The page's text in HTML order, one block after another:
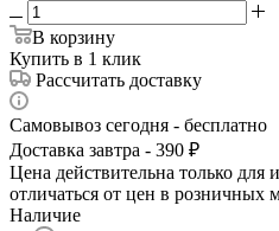
В корзину
Купить в 1 клик
Рассчитать доставку
Самовывоз сегодня - бесплатно
Доставка завтра - 390 ₽
Цена действительна только для
отличаться от цен в розничных
Наличие